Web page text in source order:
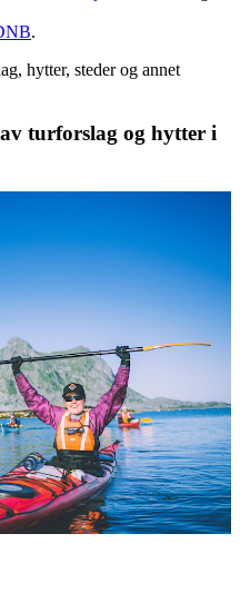
.
hytter, steder og annet
turforslag og hytter i